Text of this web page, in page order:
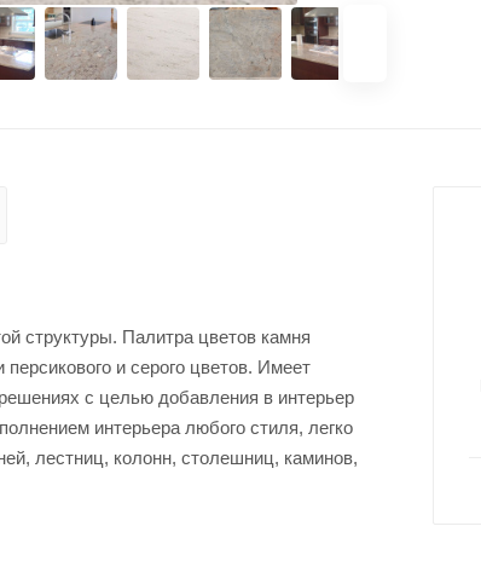
структуры. Палитра цветов камня
и серого цветов. Имеет
с целью добавления в интерьер
интерьера любого стиля, легко
лестниц, колонн, столешниц, каминов,